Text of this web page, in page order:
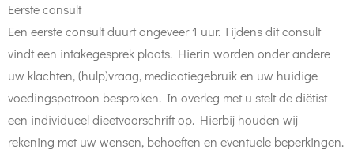
Eerste consult
Een eerste consult duurt ongeveer 1 uur. Tijdens dit consult
vindt een intakegesprek plaats. Hierin worden onder andere
uw klachten, (hulp)vraag, medicatiegebruik en uw huidige
voedingspatroon besproken. In overleg met u stelt de diëtist
een individueel dieetvoorschrift op. Hierbij houden wij
rekening met uw wensen, behoeften en eventuele beperkingen.